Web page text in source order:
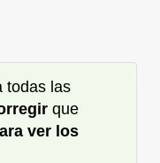
todas las
que
ver los